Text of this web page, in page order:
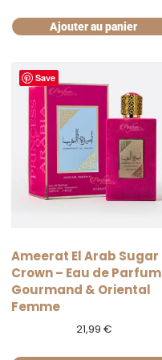
Ajouter au panier
Save
Ameerat El Arab Sugar
Crown – Eau de Parfum
Gourmand & Oriental
Femme
21,99 €